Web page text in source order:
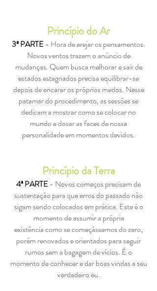
Princípio do Ar
3ª PARTE- Hora de arejar os pensamentos.
Novos ventos trazem o anúncio de
mudanças. Quem busca melhorar e sair de
estados estagnados precisa equilibrar-se
depois de encarar os próprios medos. Nesse
patamar do procedimento, as sessões se
dedicam a mostrar como se colocar no
mundo e dosar as faces de nossa
personalidade em momentos devidos.
Princípio da Terra
4ª PARTE- Novos começos precisam de
sustentação para que erros do passado não
sigam sendo colocados em prática. Este é o
momento de assumir a própria
existência como se começássemos do zero,
porém renovados e orientados para seguir
rumos sem a bagagem de vícios. É o
momento de conhecer e dar boas vindas a seu
verdadeiro eu.